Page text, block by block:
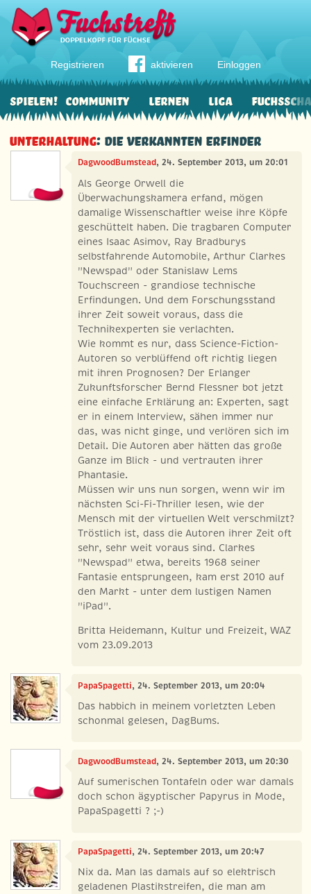
Registrieren aktivieren Einloggen
Community Lernen Liga
Spielen!
Unterhaltung: Die verkannten Erfinder
DagwoodBumstead, 24. September 2013, um 20:01
Als George Orwell die
Überwachungskamera erfand, mögen
damalige Wissenschaftler weise ihre Köpfe
geschüttelt haben. Die tragbaren Computer
eines Isaac Asimov, Ray Bradburys
selbstfahrende Automobile, Arthur Clarkes
"Newspad" oder Stanislaw Lems
Touchscreen - grandiose technische
Erfindungen. Und dem Forschungsstand
ihrer Zeit soweit voraus, dass die
Technikexperten sie verlachten.
Wie kommt es nur, dass Science-Fiction-
Autoren so verblüffend oft richtig liegen
mit ihren Prognosen? Der Erlanger
Zukunftsforscher Bernd Flessner bot jetzt
eine einfache Erklärung an: Experten, sagt
er in einem Interview, sähen immer nur
das, was nicht ginge, und verlören sich im
Detail. Die Autoren aber hätten das große
Ganze im Blick - und vertrauten ihrer
Phantasie.
Müssen wir uns nun sorgen, wenn wir im
nächsten Sci-Fi-Thriller lesen, wie der
Mensch mit der virtuellen Welt verschmilzt?
Tröstlich ist, dass die Autoren ihrer Zeit oft
sehr, sehr weit voraus sind. Clarkes
"Newspad" etwa, bereits 1968 seiner
Fantasie entsprungeen, kam erst 2010 auf
den Markt - unter dem lustigen Namen
"iPad".
Britta Heidemann, Kultur und Freizeit, WAZ
vom 23.09.2013
PapaSpagetti, 24. September 2013, um 20:04
Das habbich in meinem vorletzten Leben
schonmal gelesen, DagBums.
DagwoodBumstead, 24. September 2013, um 20:30
Auf sumerischen Tontafeln oder war damals
doch schon ägyptischer Papyrus in Mode,
PapaSpagetti ? ;-)
PapaSpagetti, 24. September 2013, um 20:47
Nix da. Man las damals auf so elektrisch
geladenen Plastikstreifen, die man am